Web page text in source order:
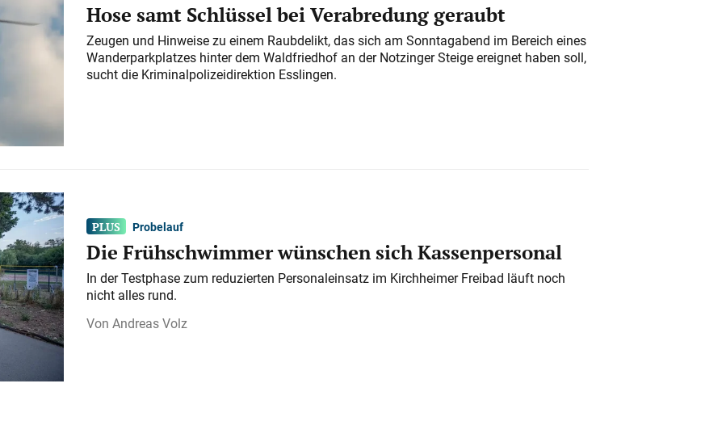
Hose samt Schlüssel bei Verabredung geraubt
Zeugen und Hinweise zu einem Raubdelikt, das sich am Sonntagabend im Bereich eines
Wanderparkplatzes hinter dem Waldfriedhof an der Notzinger Steige ereignet haben soll,
sucht die Kriminalpolizeidirektion Esslingen.
Probelauf
Die Frühschwimmer wünschen sich Kassenpersonal
In der Testphase zum reduzierten Personaleinsatz im Kirchheimer Freibad läuft noch
nicht alles rund.
Andreas Volz